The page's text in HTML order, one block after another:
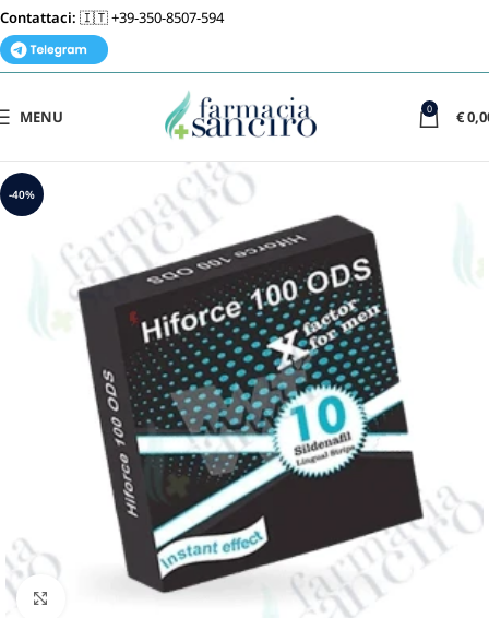
Contattaci: 🇮🇹 +39-350-8507-594
MENU 0 €
-40%
Click to enlarge